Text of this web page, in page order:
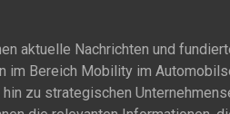
aktuelle Nachrichten und
im Bereich Mobility im
zu strategischen